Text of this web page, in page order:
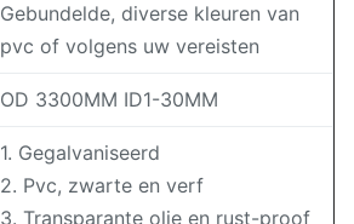
Gebundelde, diverse kleuren van
pvc of volgens uw vereisten
OD 3300MM ID1-30MM
1. Gegalvaniseerd
2. Pvc, zwarte en verf
3. Transparante olie en rust-proof